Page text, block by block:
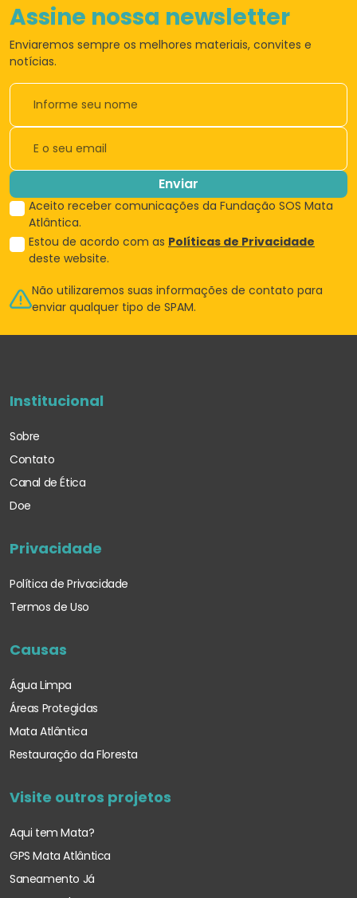
Assine nossa newsletter
Enviaremos sempre os melhores materiais, convites e
notícias.
Enviar
Aceito receber comunicações da Fundação SOS Mata
Atlântica.
Estou de acordo com as Políticas de Privacidade
deste website.
Não utilizaremos suas informações de contato para
enviar qualquer tipo de SPAM.
Institucional
Sobre
Contato
Canal de Ética
Doe
Privacidade
Política de Privacidade
Termos de Uso
Causas
Água Limpa
Áreas Protegidas
Mata Atlântica
Restauração da Floresta
Visite outros projetos
Aqui tem Mata?
GPS Mata Atlântica
Saneamento Já